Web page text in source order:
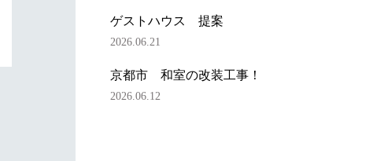
ゲストハウス 提案
2026.06.21
京都市 和室の改装工事！
2026.06.12